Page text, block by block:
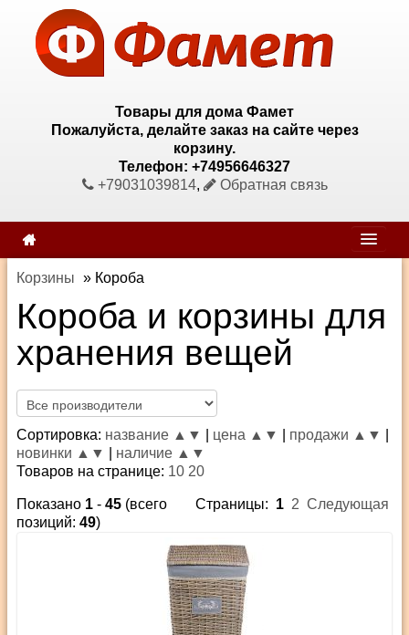
Товары для дома Фамет
Пожалуйста, делайте заказ на сайте через
корзину.
Телефон: +74956646327
+79031039814, Обратная связь
Корзины » Короба
Короба и корзины для
хранения вещей
Сортировка: название ▲ ▼ цена ▲ ▼ продажи ▲ ▼
новинки ▲ ▼ наличие ▲ ▼
Товаров на странице: 10 20
Страницы: 1 2 Следующая
Показано 1 - 45 (всего
позиций: 49)